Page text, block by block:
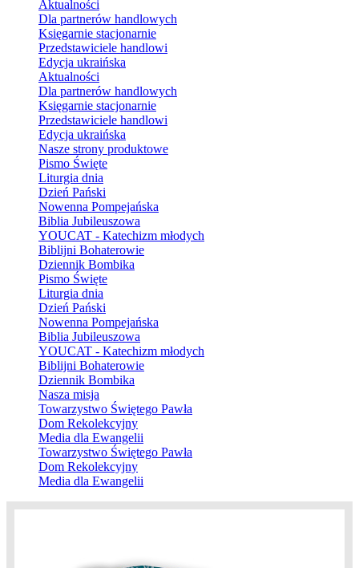
Aktualności
Dla partnerów handlowych
Księgarnie stacjonarnie
Przedstawiciele handlowi
Edycja ukraińska
Aktualności
Dla partnerów handlowych
Księgarnie stacjonarnie
Przedstawiciele handlowi
Edycja ukraińska
Nasze strony produktowe
Pismo Święte
Liturgia dnia
Dzień Pański
Nowenna Pompejańska
Biblia Jubileuszowa
YOUCAT - Katechizm młodych
Biblijni Bohaterowie
Dziennik Bombika
Pismo Święte
Liturgia dnia
Dzień Pański
Nowenna Pompejańska
Biblia Jubileuszowa
YOUCAT - Katechizm młodych
Biblijni Bohaterowie
Dziennik Bombika
Nasza misja
Towarzystwo Świętego Pawła
Dom Rekolekcyjny
Media dla Ewangelii
Towarzystwo Świętego Pawła
Dom Rekolekcyjny
Media dla Ewangelii